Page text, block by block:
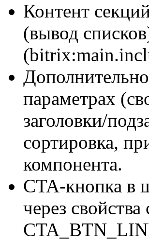
Контент
(вывод
Дополнительно
параметрах
заголовки/
сортировка,
компонента.
CTA-кнопка в
через